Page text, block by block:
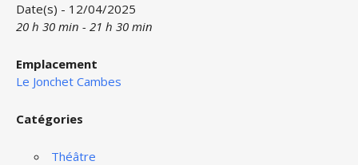
Date(s) - 12/04/2025
20 h 30 min - 21 h 30 min
Emplacement
Le Jonchet Cambes
Catégories
Théâtre